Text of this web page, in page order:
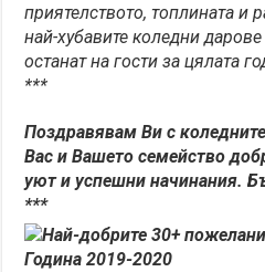
приятелството, топлината и
най-хубавите коледни дарове
останат на гости за цялата
***
Поздравявам Ви с
Вас и Вашето семейство
уют и успешни начинания.
***